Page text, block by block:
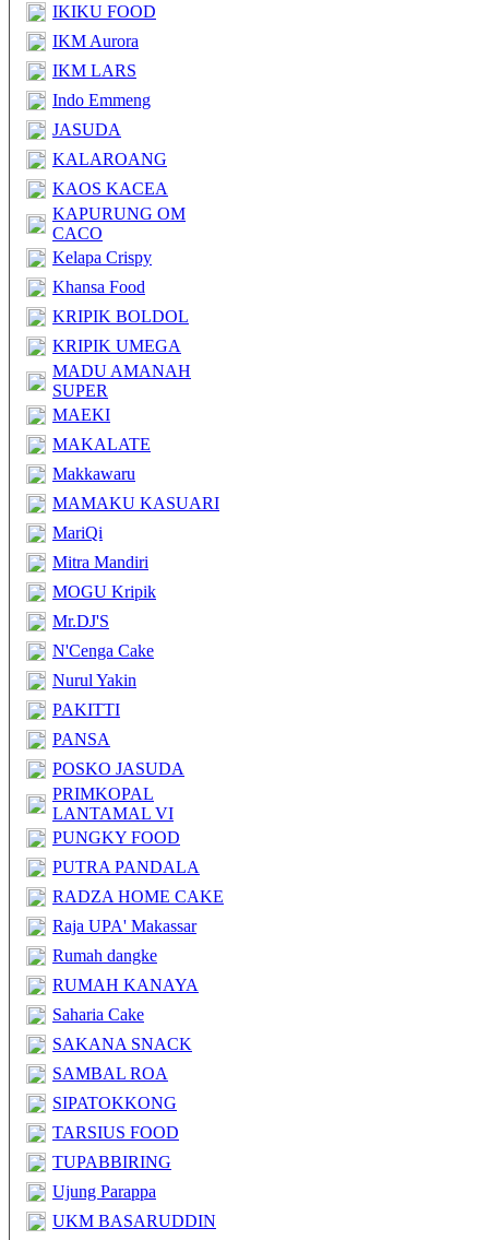
IKIKU FOOD
IKM Aurora
IKM LARS
Indo Emmeng
JASUDA
KALAROANG
KAOS KACEA
KAPURUNG OM
CACO
Kelapa Crispy
Khansa Food
KRIPIK BOLDOL
KRIPIK UMEGA
MADU AMANAH
SUPER
MAEKI
MAKALATE
Makkawaru
MAMAKU KASUARI
MariQi
Mitra Mandiri
MOGU Kripik
Mr.DJ'S
N'Cenga Cake
Nurul Yakin
PAKITTI
PANSA
POSKO JASUDA
PRIMKOPAL
LANTAMAL VI
PUNGKY FOOD
PUTRA PANDALA
RADZA HOME CAKE
Raja UPA' Makassar
Rumah dangke
RUMAH KANAYA
Saharia Cake
SAKANA SNACK
SAMBAL ROA
SIPATOKKONG
TARSIUS FOOD
TUPABBIRING
Ujung Parappa
UKM BASARUDDIN